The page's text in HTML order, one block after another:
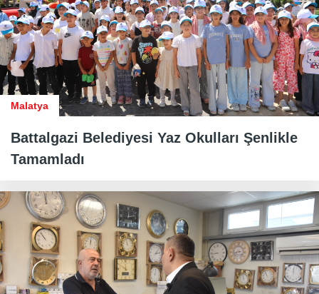
Malatya
Battalgazi Belediyesi Yaz Okulları Şenlikle
Tamamladı